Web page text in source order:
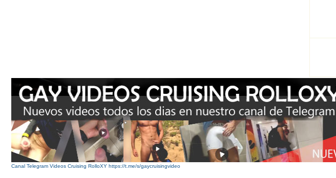
Canal Telegram Videos Cruising RolloXY https://t.me/s/gaycruisingvideo